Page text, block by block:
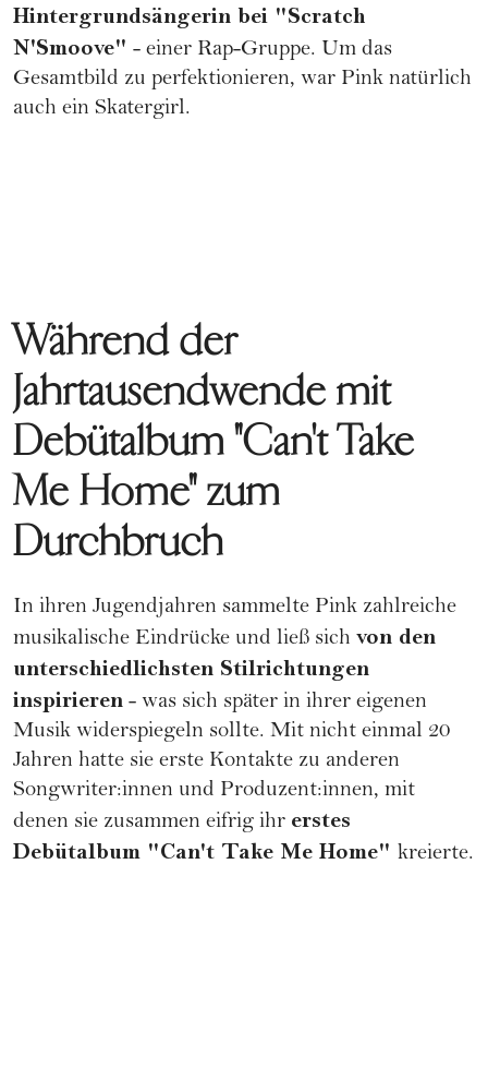
Hintergrundsängerin bei "Scratch
N'Smoove" - einer Rap-Gruppe. Um das
Gesamtbild zu perfektionieren, war Pink natürlich
auch ein Skatergirl.
Während der
Jahrtausendwende mit
Debütalbum "Can't Take
Me Home" zum
Durchbruch
In ihren Jugendjahren sammelte Pink zahlreiche
musikalische Eindrücke und ließ sich von den
unterschiedlichsten Stilrichtungen
inspirieren - was sich später in ihrer eigenen
Musik widerspiegeln sollte. Mit nicht einmal 20
Jahren hatte sie erste Kontakte zu anderen
Songwriter:innen und Produzent:innen, mit
denen sie zusammen eifrig ihr erstes
Debütalbum "Can't Take Me Home" kreierte.